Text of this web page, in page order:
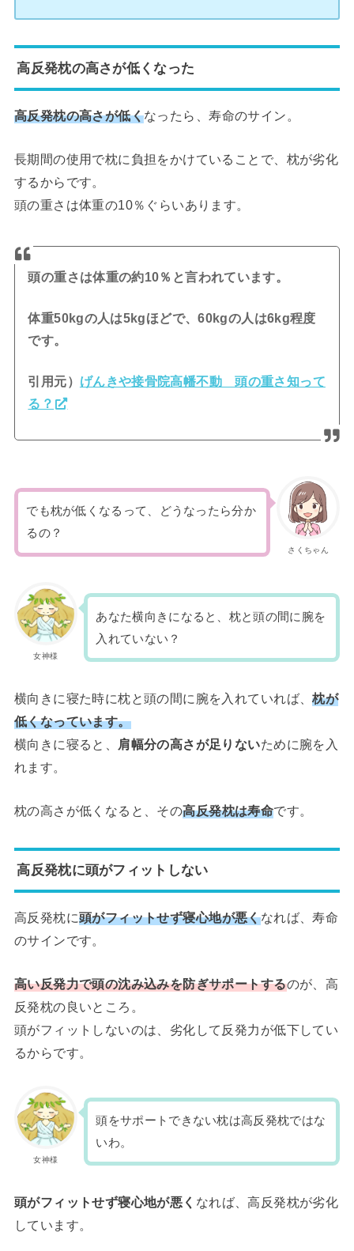
高反発枕の高さが低くなった
高反発枕の高さが低くなったら、寿命のサイン。
長期間の使用で枕に負担をかけていることで、枕が劣化
するからです。
頭の重さは体重の10％ぐらいあります。
頭の重さは体重の約10％と言われています。
体重50kgの人は5kgほどで、60kgの人は6kg程度
です。
引用元） げんきや接骨院高幡不動 頭の重さ知って
る？
さくちゃん
でも枕が低くなるって、どうなったら分か
るの？
女神様
あなた横向きになると、枕と頭の間に腕を
入れていない？
横向きに寝た時に枕と頭の間に腕を入れていれば、枕が
低くなっています。
横向きに寝ると、 肩幅分の高さが足りないために腕を入
れます。
枕の高さが低くなると、その高反発枕は寿命です。
高反発枕に頭がフィットしない
高反発枕に頭がフィットせず寝心地が悪くなれば、寿命
のサインです。
高い反発力で頭の沈み込みを防ぎサポートするのが、高
反発枕の良いところ。
頭がフィットしないのは、劣化して反発力が低下してい
るからです。
女神様
頭をサポートできない枕は高反発枕ではな
いわ。
頭がフィットせず寝心地が悪く なれば、高反発枕が劣化
しています。